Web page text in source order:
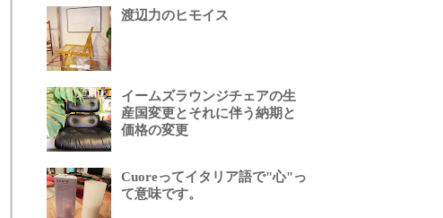
渡辺力のヒモイス
イームズラウンジチェアの生
産国変更とそれに伴う納期と
価格の変更
Cuoreってイタリア語で"心"っ
て意味です。